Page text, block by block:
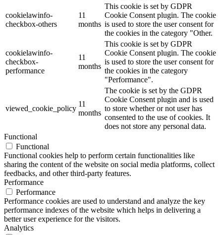
cookielawinfo-
checkbox-others
11
months
This cookie is set by GDPR
Cookie Consent plugin. The cookie
is used to store the user consent for
the cookies in the category "Other.
cookielawinfo-
checkbox-
performance
11
months
This cookie is set by GDPR
Cookie Consent plugin. The cookie
is used to store the user consent for
the cookies in the category
"Performance".
viewed_cookie_policy
11
months
The cookie is set by the GDPR
Cookie Consent plugin and is used
to store whether or not user has
consented to the use of cookies. It
does not store any personal data.
Functional
Functional
Functional cookies help to perform certain functionalities like
sharing the content of the website on social media platforms, collect
feedbacks, and other third-party features.
Performance
Performance
Performance cookies are used to understand and analyze the key
performance indexes of the website which helps in delivering a
better user experience for the visitors.
Analytics